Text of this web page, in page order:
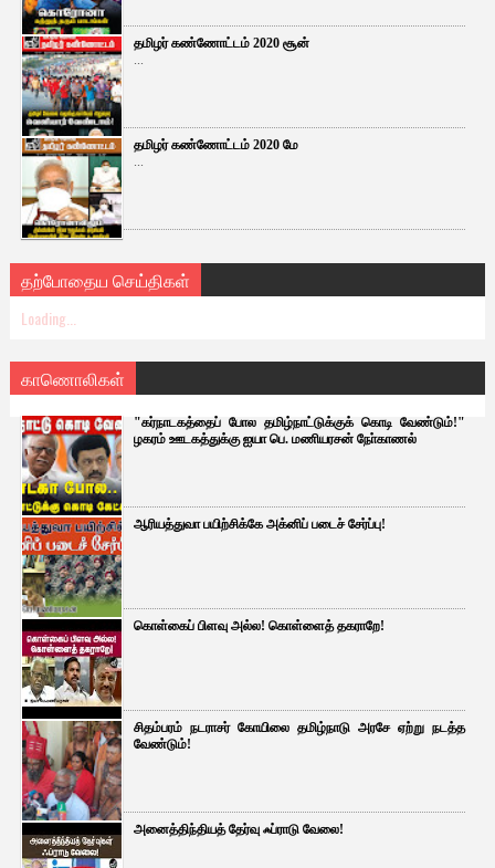
தமிழர் கண்ணோட்டம் 2020 சூன்
...
தமிழர் கண்ணோட்டம் 2020 மே
...
தற்போதைய செய்திகள்
Loading...
காணொலிகள்
"கர்நாடகத்தைப் போல தமிழ்நாட்டுக்குக் கொடி வேண்டும்!"
ழகரம் ஊடகத்துக்கு ஐயா பெ. மணியரசன் நோ்காணல்
ஆரியத்துவா பயிற்சிக்கே அக்னிப் படைச் சேர்ப்பு!
கொள்கைப் பிளவு அல்ல! கொள்ளைத் தகராறே!
சிதம்பரம் நடராசர் கோயிலை தமிழ்நாடு அரசே ஏற்று நடத்த
வேண்டும்!
அனைத்திந்தியத் தேர்வு ஃப்ராடு வேலை!